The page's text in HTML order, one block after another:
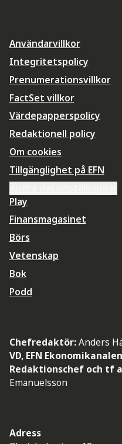
Användarvillkor
Integritetspolicy
Prenumerationsvillkor
FactSet villkor
Värdepapperspolicy
Redaktionell policy
Om cookies
Tillgänglighet på EFN
Play
Finansmagasinet
Börs
Vetenskap
Bok
Podd
Chefredaktör:Anders
VD, EFN
Redaktionschef och tf
Emanuelsson
Adress